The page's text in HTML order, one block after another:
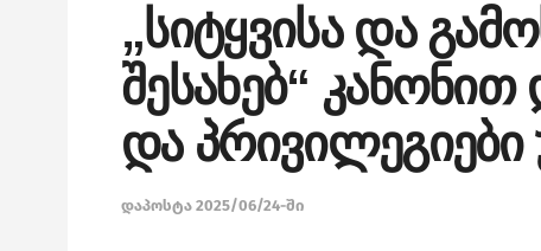
„სიტყვისა და
შესახებ“
და პრივილეგიები
დაპოსტა 2025/06/24-ში